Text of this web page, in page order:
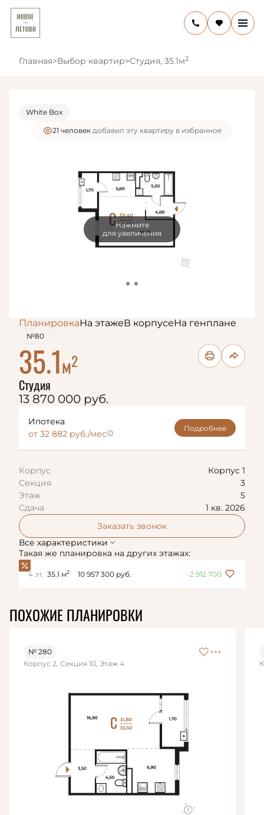
Главная>Выбор квартир>Студия, 35.1м2
White Box
13 человексмотрели эту квартиру за 24 часа
Нажмите
для увеличения
ПланировкаНа этажеВ корпусеНа генплане
№80
35.1м2
Студия
13 870 000 руб.
Ипотека
от 32 882 руб./мес
Подробнее
Корпус
Корпус 1
Секция
3
Этаж
5
Сдача
1 кв. 2026
Заказать звонок
Все характеристики
Такая же планировка на других этажах:
4 эт. 35.1 м2 10 957 300 руб. -2 912 700
ПОХОЖИЕ ПЛАНИРОВКИ
№ 280
Корпус 2, Секция 10, Этаж 4